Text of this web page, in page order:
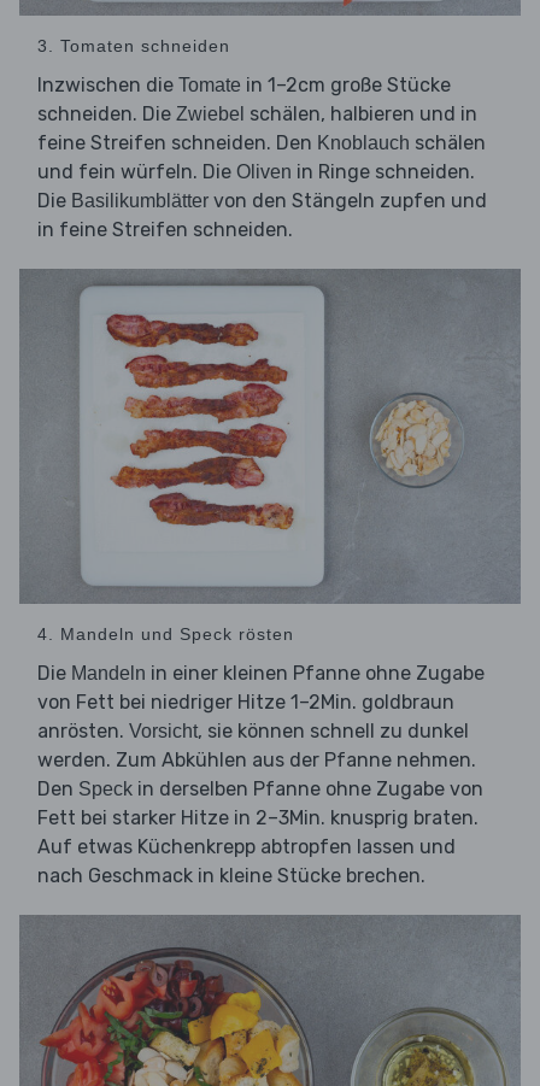
3. Tomaten schneiden
Inzwischen die Tomate in 1–2cm große Stücke
schneiden. Die Zwiebel schälen, halbieren und in
feine Streifen schneiden. Den Knoblauch schälen
und fein würfeln. Die Oliven in Ringe schneiden.
Die Basilikumblätter von den Stängeln zupfen und
in feine Streifen schneiden.
4. Mandeln und Speck rösten
Die Mandeln in einer kleinen Pfanne ohne Zugabe
von Fett bei niedriger Hitze 1–2Min. goldbraun
anrösten. Vorsicht, sie können schnell zu dunkel
werden. Zum Abkühlen aus der Pfanne nehmen.
Den Speck in derselben Pfanne ohne Zugabe von
Fett bei starker Hitze in 2–3Min. knusprig braten.
Auf etwas Küchenkrepp abtropfen lassen und
nach Geschmack in kleine Stücke brechen.